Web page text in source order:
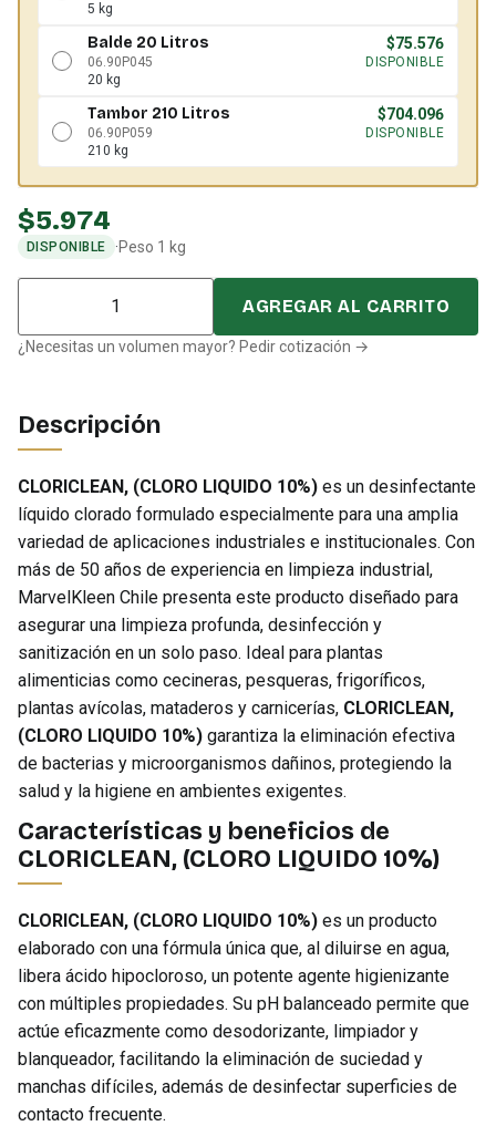
5 kg
Balde 20 Litros
06.90P045
20 kg
$75.576
DISPONIBLE
Tambor 210 Litros
06.90P059
210 kg
$704.096
DISPONIBLE
$5.974
DISPONIBLE ·Peso 1 kg
Cantidad
AGREGAR AL CARRITO
¿Necesitas un volumen mayor? Pedir cotización →
Descripción
CLORICLEAN, (CLORO LIQUIDO 10%) es un desinfectante
líquido clorado formulado especialmente para una amplia
variedad de aplicaciones industriales e institucionales. Con
más de 50 años de experiencia en limpieza industrial,
MarvelKleen Chile presenta este producto diseñado para
asegurar una limpieza profunda, desinfección y
sanitización en un solo paso. Ideal para plantas
alimenticias como cecineras, pesqueras, frigoríficos,
plantas avícolas, mataderos y carnicerías, CLORICLEAN,
(CLORO LIQUIDO 10%) garantiza la eliminación efectiva
de bacterias y microorganismos dañinos, protegiendo la
salud y la higiene en ambientes exigentes.
Características y beneficios de
CLORICLEAN, (CLORO LIQUIDO 10%)
CLORICLEAN, (CLORO LIQUIDO 10%) es un producto
elaborado con una fórmula única que, al diluirse en agua,
libera ácido hipocloroso, un potente agente higienizante
con múltiples propiedades. Su pH balanceado permite que
actúe eficazmente como desodorizante, limpiador y
blanqueador, facilitando la eliminación de suciedad y
manchas difíciles, además de desinfectar superficies de
contacto frecuente.